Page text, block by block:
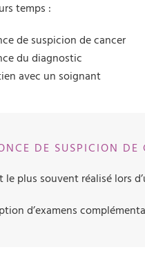
temps :
de suspicion de cancer
du diagnostic
avec un soignant
DE SUSPICION DE
le plus souvent réalisé lors
d’examens